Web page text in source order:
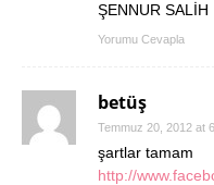
ŞENNUR SALİH
Yorumu Cevapla
betüş
Temmuz 20, 2012 at
şartlar tamam
http://